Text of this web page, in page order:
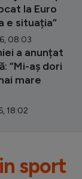
la Euro
e situația”
08:03
a anunțat
”Mi-aș dori
mare
18:02
sport